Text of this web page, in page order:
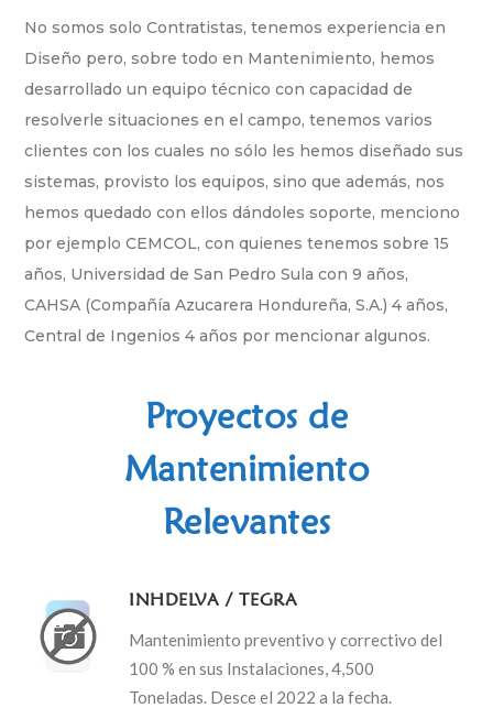
No somos solo Contratistas, tenemos experiencia en
Diseño pero, sobre todo en Mantenimiento, hemos
desarrollado un equipo técnico con capacidad de
resolverle situaciones en el campo, tenemos varios
clientes con los cuales no sólo les hemos diseñado sus
sistemas, provisto los equipos, sino que además, nos
hemos quedado con ellos dándoles soporte, menciono
por ejemplo CEMCOL, con quienes tenemos sobre 15
años, Universidad de San Pedro Sula con 9 años,
CAHSA (Compañía Azucarera Hondureña, S.A.) 4 años,
Central de Ingenios 4 años por mencionar algunos.
Proyectos de
Mantenimiento
Relevantes
INHDELVA / TEGRA
Mantenimiento preventivo y correctivo del
100 % en sus Instalaciones, 4,500
Toneladas. Desce el 2022 a la fecha.